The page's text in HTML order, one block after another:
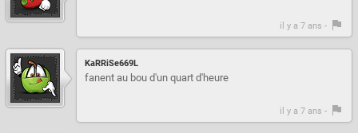
il y a 7 ans -
KaRRiSe669L
fanent au bou d'un quart d'heure
il y a 7 ans -